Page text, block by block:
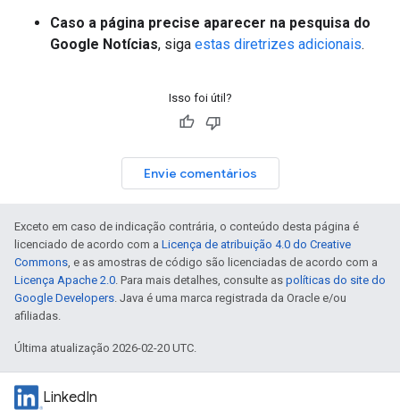
Caso a página precise aparecer na pesquisa do
Google Notícias, siga estas diretrizes adicionais.
Isso foi útil?
Envie comentários
Exceto em caso de indicação contrária, o conteúdo desta página é
licenciado de acordo com a Licença de atribuição 4.0 do Creative
Commons, e as amostras de código são licenciadas de acordo com a
Licença Apache 2.0. Para mais detalhes, consulte as políticas do site do
Google Developers. Java é uma marca registrada da Oracle e/ou
afiliadas.
Última atualização 2026-02-20 UTC.
LinkedIn